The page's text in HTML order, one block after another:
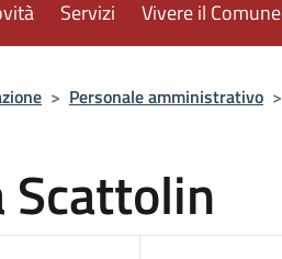
Servizi Vivere il Comune
> Personale amministrativo >
Scattolin